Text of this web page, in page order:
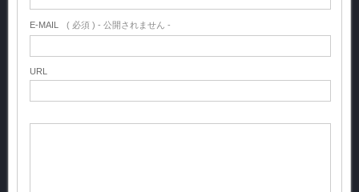
E-MAIL ( 必須 ) - 公開されません -
URL